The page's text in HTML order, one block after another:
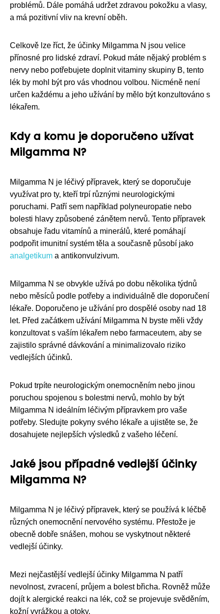
problémů. Dále pomáhá udržet zdravou pokožku a vlasy,
a má pozitivní vliv na krevní oběh.
Celkově lze říct, že účinky Milgamma N jsou velice
přínosné pro lidské zdraví. Pokud máte nějaký problém s
nervy nebo potřebujete doplnit vitaminy skupiny B, tento
lék by mohl být pro vás vhodnou volbou. Nicméně není
určen každému a jeho užívání by mělo být konzultováno s
lékařem.
Kdy a komu je doporučeno užívat
Milgamma N?
Milgamma N je léčivý přípravek, který se doporučuje
využívat pro ty, kteří trpí různými neurologickými
poruchami. Patří sem například polyneuropatie nebo
bolesti hlavy způsobené zánětem nervů. Tento přípravek
obsahuje řadu vitamínů a minerálů, které pomáhají
podpořit imunitní systém těla a současně působí jako
analgetikum a antikonvulzivum.
Milgamma N se obvykle užívá po dobu několika týdnů
nebo měsíců podle potřeby a individuálně dle doporučení
lékaře. Doporučeno je užívání pro dospělé osoby nad 18
let. Před začátkem užívání Milgamma N byste měli vždy
konzultovat s vaším lékařem nebo farmaceutem, aby se
zajistilo správné dávkování a minimalizovalo riziko
vedlejších účinků.
Pokud trpíte neurologickým onemocněním nebo jinou
poruchou spojenou s bolestmi nervů, mohlo by být
Milgamma N ideálním léčivým přípravkem pro vaše
potřeby. Sledujte pokyny svého lékaře a ujistěte se, že
dosahujete nejlepších výsledků z vašeho léčení.
Jaké jsou případné vedlejší účinky
Milgamma N?
Milgamma N je léčivý přípravek, který se používá k léčbě
různých onemocnění nervového systému. Přestože je
obecně dobře snášen, mohou se vyskytnout některé
vedlejší účinky.
Mezi nejčastější vedlejší účinky Milgamma N patří
nevolnost, zvracení, průjem a bolest břicha. Rovněž může
dojít k alergické reakci na lék, což se projevuje svěděním,
kožní vyrážkou a otoky.